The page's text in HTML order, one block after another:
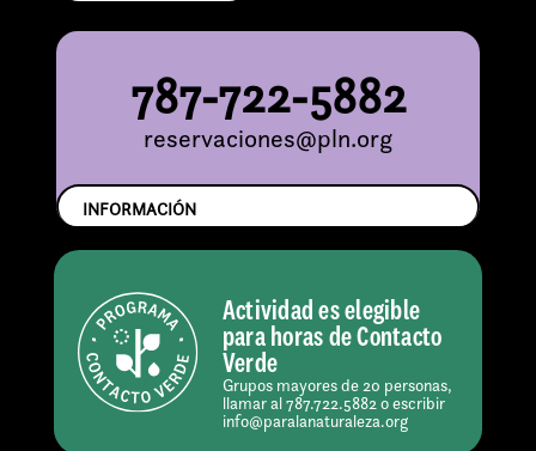
787-722-5882
reservaciones@pln.org
INFORMACIÓN
Actividad es elegible
para horas de Contacto
Verde
Grupos mayores de 20 personas,
llamar al 787.722.5882 o escribir
info@paralanaturaleza.org